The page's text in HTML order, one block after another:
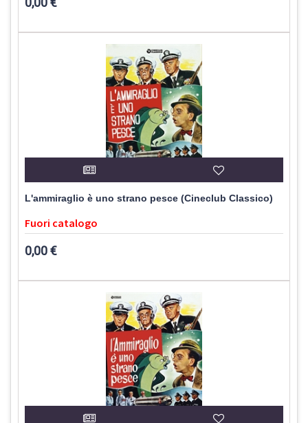
L'ammiraglio è uno strano pesce (Cineclub Classico)
Fuori catalogo
0,00 €